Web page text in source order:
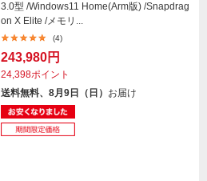
3.0型 /Windows11 Home(Arm版) /Snapdrag
on X Elite /メモリ...
(4)
243,980円
24,398ポイント
送料無料、8月9日（日） お届け